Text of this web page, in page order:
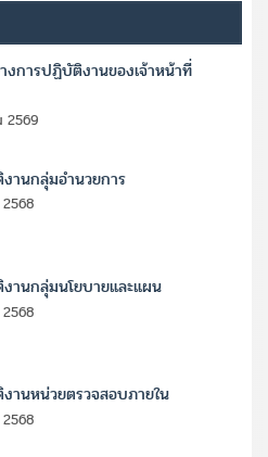
งการปฏิบัติงานของเจ้าหน้าที่
2569
านกลุ่มอำนวยการ
านกลุ่มนโยบายและแผน
านหน่วยตรวจสอบภายใน